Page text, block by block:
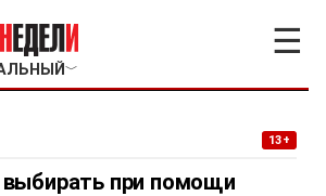
﹀
☰
13+
выбирать при помощи